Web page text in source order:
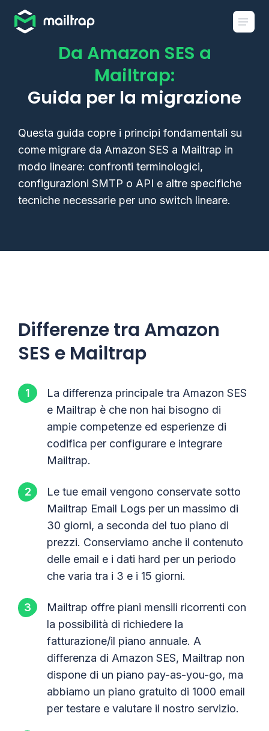
Da Amazon SES a
Mailtrap:
Guida per la migrazione
Questa guida copre i principi fondamentali su
come migrare da Amazon SES a Mailtrap in
modo lineare: confronti terminologici,
configurazioni SMTP o API e altre specifiche
tecniche necessarie per uno switch lineare.
Differenze tra Amazon
SES e Mailtrap
La differenza principale tra Amazon SES
e Mailtrap è che non hai bisogno di
ampie competenze ed esperienze di
codifica per configurare e integrare
Mailtrap.
Le tue email vengono conservate sotto
Mailtrap Email Logs per un massimo di
30 giorni, a seconda del tuo piano di
prezzi. Conserviamo anche il contenuto
delle email e i dati hard per un periodo
che varia tra i 3 e i 15 giorni.
Mailtrap offre piani mensili ricorrenti con
la possibilità di richiedere la
fatturazione/il piano annuale. A
differenza di Amazon SES, Mailtrap non
dispone di un piano pay-as-you-go, ma
abbiamo un piano gratuito di 1000 email
per testare e valutare il nostro servizio.